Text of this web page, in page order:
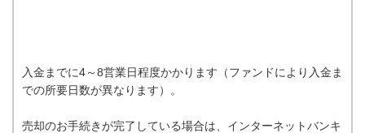
入金までに4～8営業日程度かかります（ファンドにより入金ま
での所要日数が異なります）。
売却のお手続きが完了している場合は、インターネットバンキ